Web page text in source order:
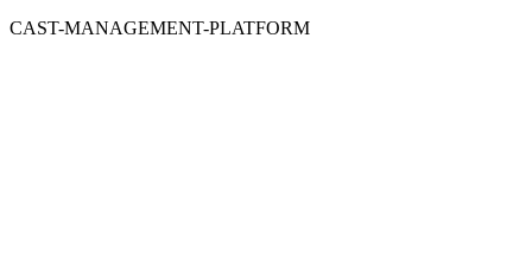
CAST-MANAGEMENT-PLATFORM